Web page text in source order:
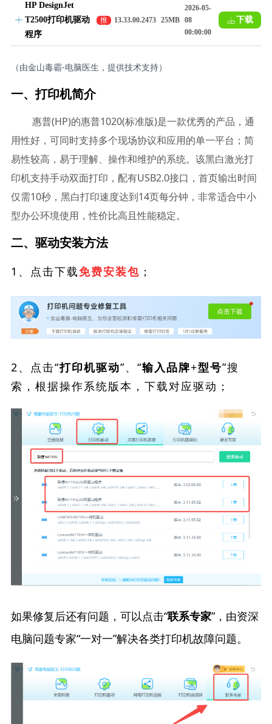
HP DesignJet
T2500打印机驱动
程序
推
荐
13.33.00.2473 25MB
2026-05-
08
00:00:00
下载
（由金山毒霸-电脑医生，提供技术支持）
一、打印机简介
惠普(HP)的惠普1020(标准版)是一款优秀的产品，通
用性好，可同时支持多个现场协议和应用的单一平台；简
易性较高，易于理解、操作和维护的系统。该黑白激光打
印机支持手动双面打印，配有USB2.0接口，首页输出时间
仅需10秒，黑白打印速度达到14页每分钟，非常适合中小
型办公环境使用，性价比高且性能稳定。
二、驱动安装方法
1、点击下载免费安装包 ；
2、点击“打印机驱动”、“输入品牌+型号”搜
索，根据操作系统版本，下载对应驱动；
如果修复后还有问题，可以点击“联系专家”，由资深
电脑问题专家“一对一”解决各类打印机故障问题。